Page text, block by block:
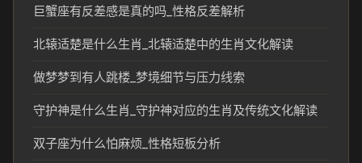
巨蟹座有反差感是真的吗_性格反差解析
北辕适楚是什么生肖_北辕适楚中的生肖文化解读
做梦梦到有人跳楼_梦境细节与压力线索
守护神是什么生肖_守护神对应的生肖及传统文化解读
双子座为什么怕麻烦_性格短板分析